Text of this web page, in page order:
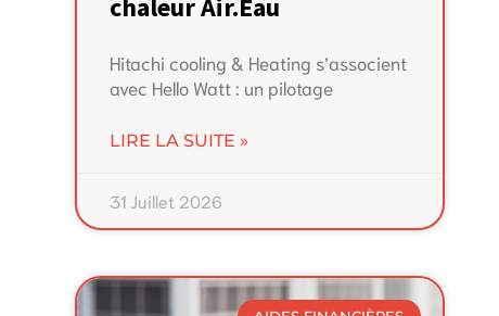
chaleur Air.Eau
Hitachi cooling & Heating s’associent
avec Hello Watt : un pilotage
LIRE LA SUITE »
31 Juillet 2026